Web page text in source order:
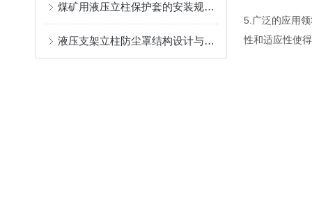
煤矿用液压立柱保护套的安装规范与使用寿命提升方案
液压支架立柱防尘罩结构设计与密封防护原理
5.广泛的应用
性和适应性使